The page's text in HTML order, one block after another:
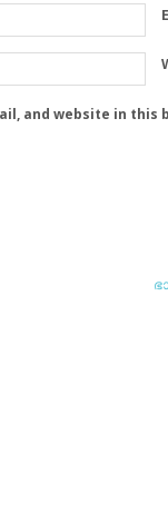
and website in this